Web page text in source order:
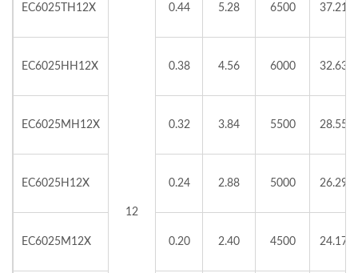
EC6025TH12X
12
0.44 5.28 6500 37.21
EC6025HH12X 0.38 4.56 6000 32.63
EC6025MH12X 0.32 3.84 5500 28.55
EC6025H12X 0.24 2.88 5000 26.29
EC6025M12X 0.20 2.40 4500 24.17